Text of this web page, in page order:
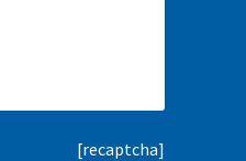
[recaptcha]